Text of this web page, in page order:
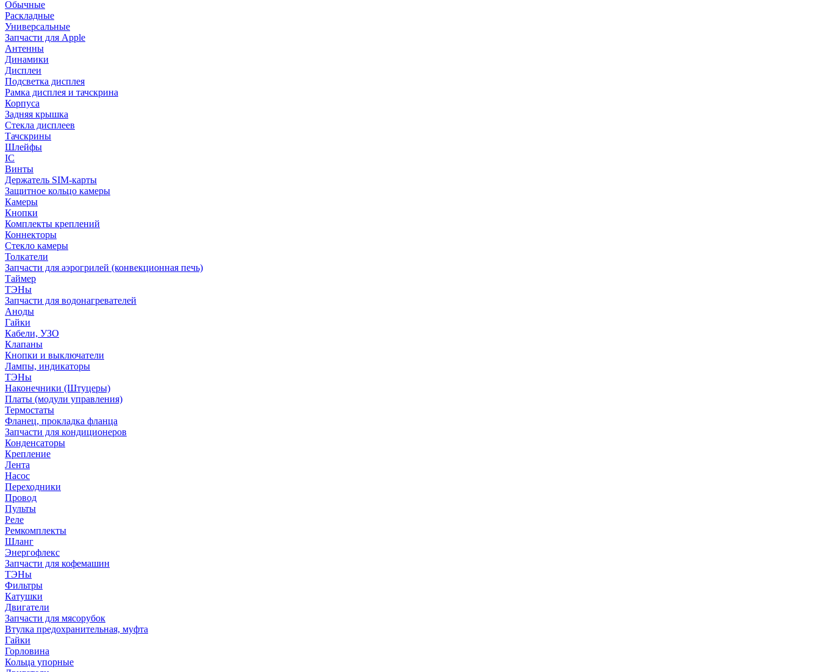
Обычные
Раскладные
Универсальные
Запчасти для Apple
Антенны
Динамики
Дисплеи
Подсветка дисплея
Рамка дисплея и тачскрина
Корпуса
Задняя крышка
Стекла дисплеев
Тачскрины
Шлейфы
IC
Винты
Держатель SIM-карты
Защитное кольцо камеры
Камеры
Кнопки
Комплекты креплений
Коннекторы
Стекло камеры
Толкатели
Запчасти для аэрогрилей (конвекционная печь)
Таймер
ТЭНы
Запчасти для водонагревателей
Аноды
Гайки
Кабели, УЗО
Клапаны
Кнопки и выключатели
Лампы, индикаторы
ТЭНы
Наконечники (Штуцеры)
Платы (модули управления)
Термостаты
Фланец, прокладка фланца
Запчасти для кондиционеров
Конденсаторы
Крепление
Лента
Насос
Переходники
Провод
Пульты
Реле
Ремкомплекты
Шланг
Энергофлекс
Запчасти для кофемашин
ТЭНы
Фильтры
Катушки
Двигатели
Запчасти для мясорубок
Втулка предохранительная, муфта
Гайки
Горловина
Кольца упорные